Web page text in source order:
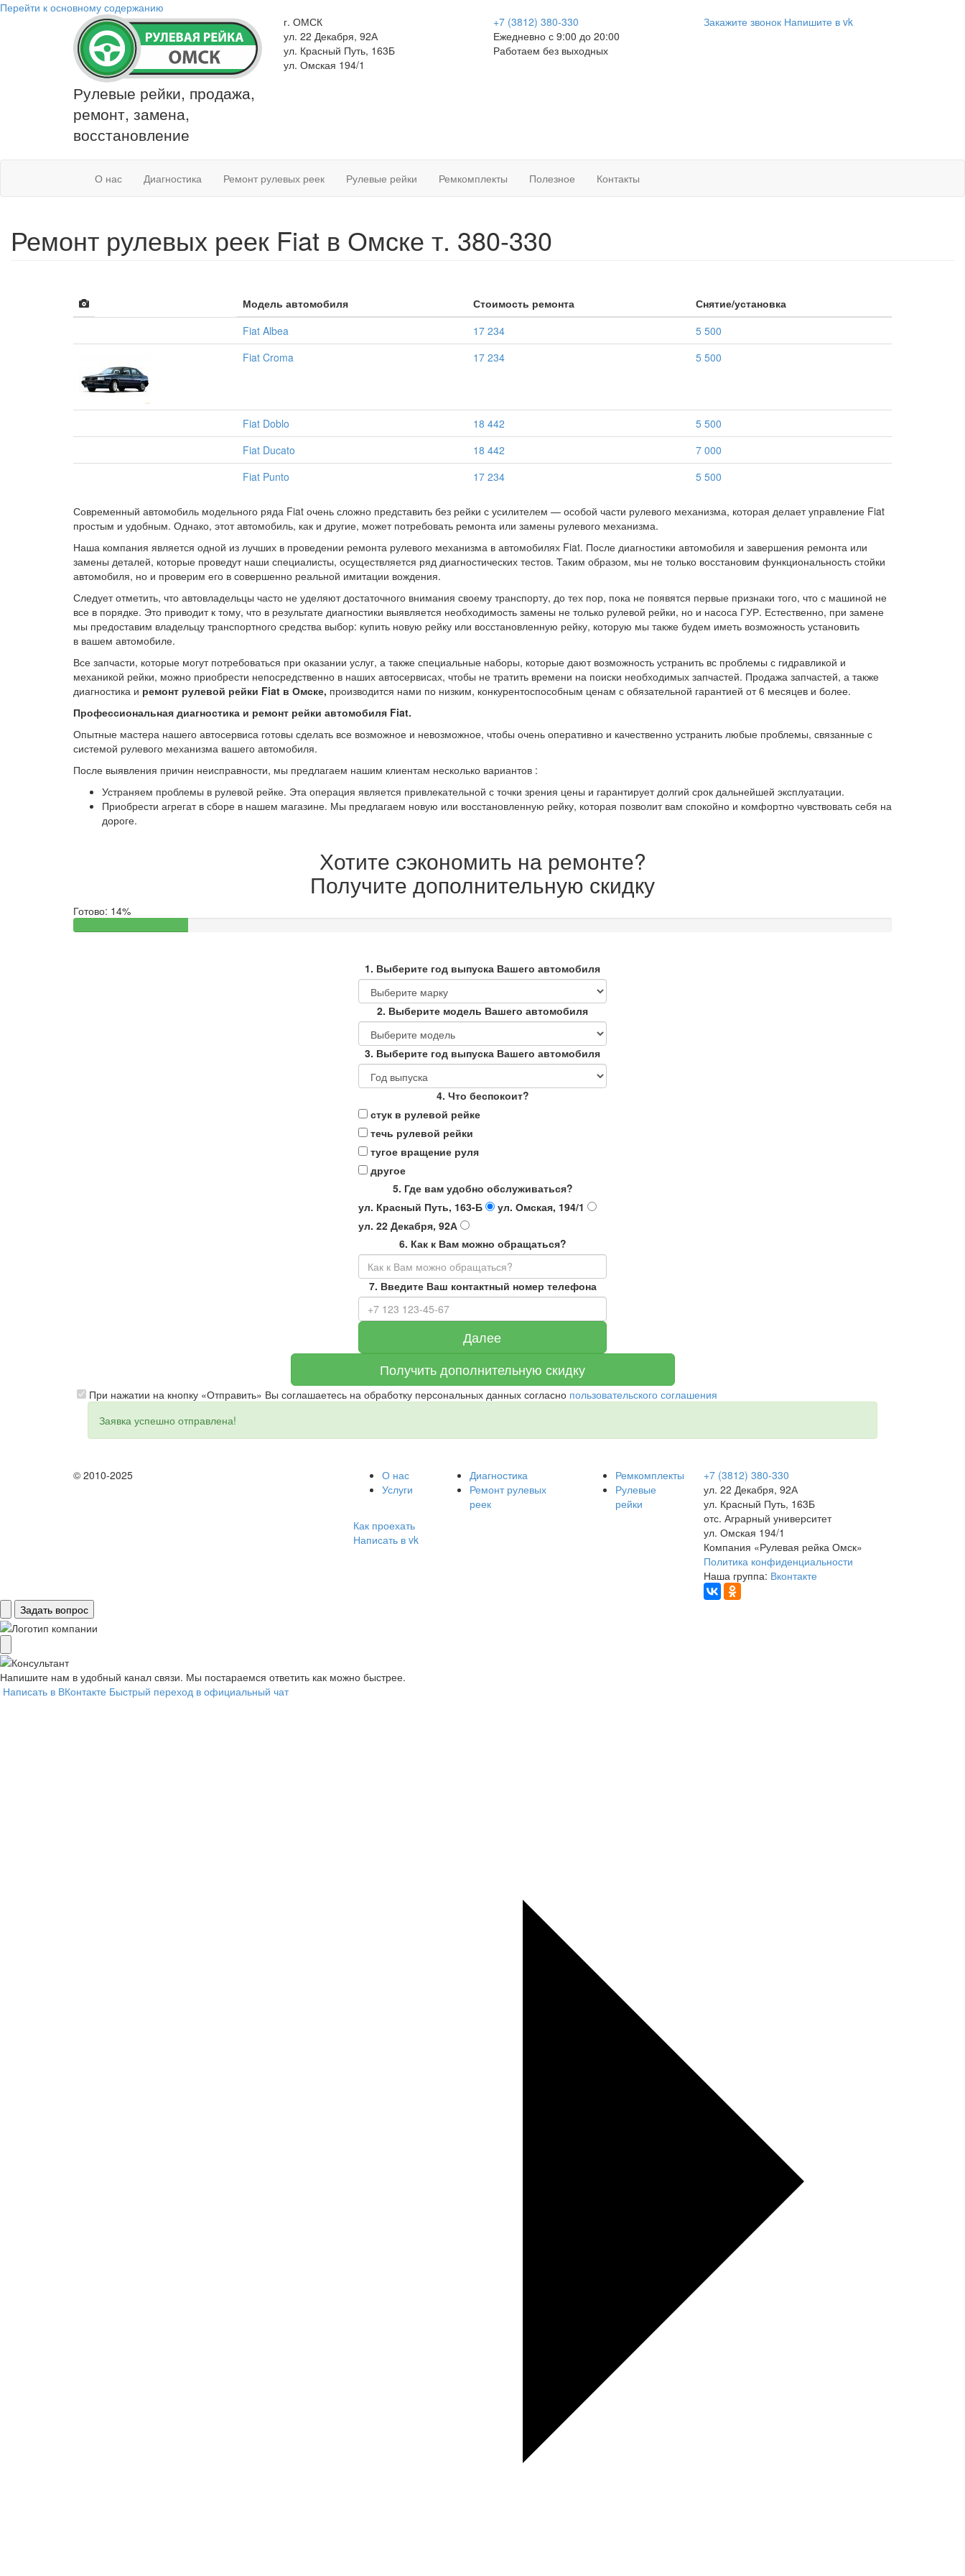
Перейти к основному содержанию
Рулевые рейки, продажа,
ремонт, замена,
восстановление
г. ОМСК
ул. 22 Декабря, 92А
ул. Красный Путь, 163Б
ул. Омская 194/1
+7 (3812) 380-330
Ежедневно с 9:00 до 20:00
Работаем без выходных
Закажите звонок Напишите в vk
О нас Диагностика Ремонт рулевых реек Рулевые рейки Ремкомплекты Полезное Контакты
Ремонт рулевых реек Fiat в Омске т. 380-330
Модель автомобиля Стоимость ремонта
Снятие/установка
Fiat Albea
17 234
5 500
Fiat Croma
17 234 5 500
Fiat Doblo 18 442
5 500
Fiat Ducato
18 442
7 000
Fiat Punto
17 234 5 500
Современный автомобиль модельного ряда Fiat очень сложно представить без рейки с усилителем — особой части рулевого механизма, которая делает управление Fiat
простым и удобным. Однако, этот автомобиль, как и другие, может потребовать ремонта или замены рулевого механизма.
Наша компания является одной из лучших в проведении ремонта рулевого механизма в автомобилях Fiat. После диагностики автомобиля и завершения ремонта или
замены деталей, которые проведут наши специалисты, осуществляется ряд диагностических тестов. Таким образом, мы не только восстановим функциональность стойки
автомобиля, но и проверим его в совершенно реальной имитации вождения.
Следует отметить, что автовладельцы часто не уделяют достаточного внимания своему транспорту, до тех пор, пока не появятся первые признаки того, что с машиной не
все в порядке. Это приводит к тому, что в результате диагностики выявляется необходимость замены не только рулевой рейки, но и насоса ГУР. Естественно, при замене
мы предоставим владельцу транспортного средства выбор: купить новую рейку или восстановленную рейку, которую мы также будем иметь возможность установить
в вашем автомобиле.
Все запчасти, которые могут потребоваться при оказании услуг, а также специальные наборы, которые дают возможность устранить вс проблемы с гидравликой и
механикой рейки, можно приобрести непосредственно в наших автосервисах, чтобы не тратить времени на поиски необходимых запчастей. Продажа запчастей, а также
диагностика и ремонт рулевой рейки Fiat в Омске, производится нами по низким, конкурентоспособным ценам с обязательной гарантией от 6 месяцев и более.
Профессиональная диагностика и ремонт рейки автомобиля Fiat.
Опытные мастера нашего автосервиса готовы сделать все возможное и невозможное, чтобы очень оперативно и качественно устранить любые проблемы, связанные с
системой рулевого механизма вашего автомобиля.
После выявления причин неисправности, мы предлагаем нашим клиентам несколько вариантов :
Устраняем проблемы в рулевой рейке. Эта операция является привлекательной с точки зрения цены и гарантирует долгий срок дальнейшей эксплуатации.
Приобрести агрегат в сборе в нашем магазине. Мы предлагаем новую или восстановленную рейку, которая позволит вам спокойно и комфортно чувствовать себя на
дороге.
Хотите сэкономить на ремонте?
Получите дополнительную скидку
Готово: 14%
1. Выберите год выпуска Вашего автомобиля
2. Выберите модель Вашего автомобиля
3. Выберите год выпуска Вашего автомобиля
4. Что беспокоит?
стук в рулевой рейке
течь рулевой рейки
тугое вращение руля
другое
5. Где вам удобно обслуживаться?
ул. Красный Путь, 163-Б
ул. Омская, 194/1
ул. 22 Декабря, 92А
6. Как к Вам можно обращаться?
7. Введите Ваш контактный номер телефона
Далее
Получить дополнительную скидку
При нажатии на кнопку «Отправить» Вы соглашаетесь на обработку персональных данных согласно пользовательского соглашения
Заявка успешно отправлена!
© 2010-2025
О нас
Услуги
Диагностика
Ремонт рулевых
реек
Ремкомплекты
Рулевые
рейки
Как проехать
Написать в vk
+7 (3812) 380-330
ул. 22 Декабря, 92А
ул. Красный Путь, 163Б
отс. Аграрный университет
ул. Омская 194/1
Компания «Рулевая рейка Омск»
Политика конфиденциальности
Наша группа: Вконтакте
Задать вопрос
Напишите нам в удобный канал связи. Мы постараемся ответить как можно быстрее.
Написать в ВКонтакте Быстрый переход в официальный чат